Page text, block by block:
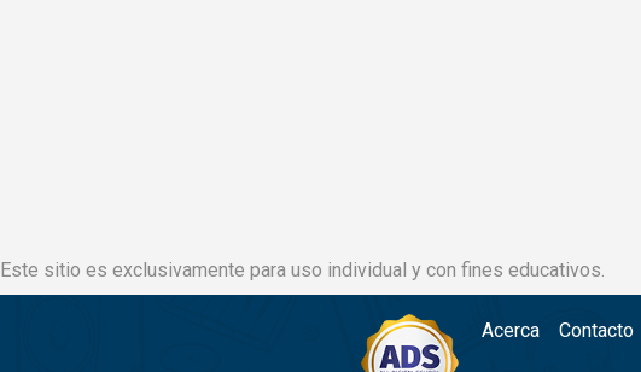
Este sitio es exclusivamente para uso individual y con fines educativos.
Acerca Contacto